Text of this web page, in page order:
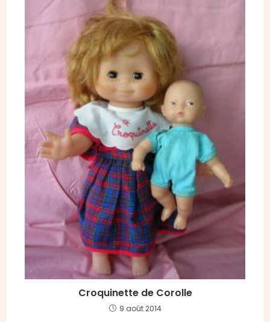
Croquinette de Corolle
9 août 2014